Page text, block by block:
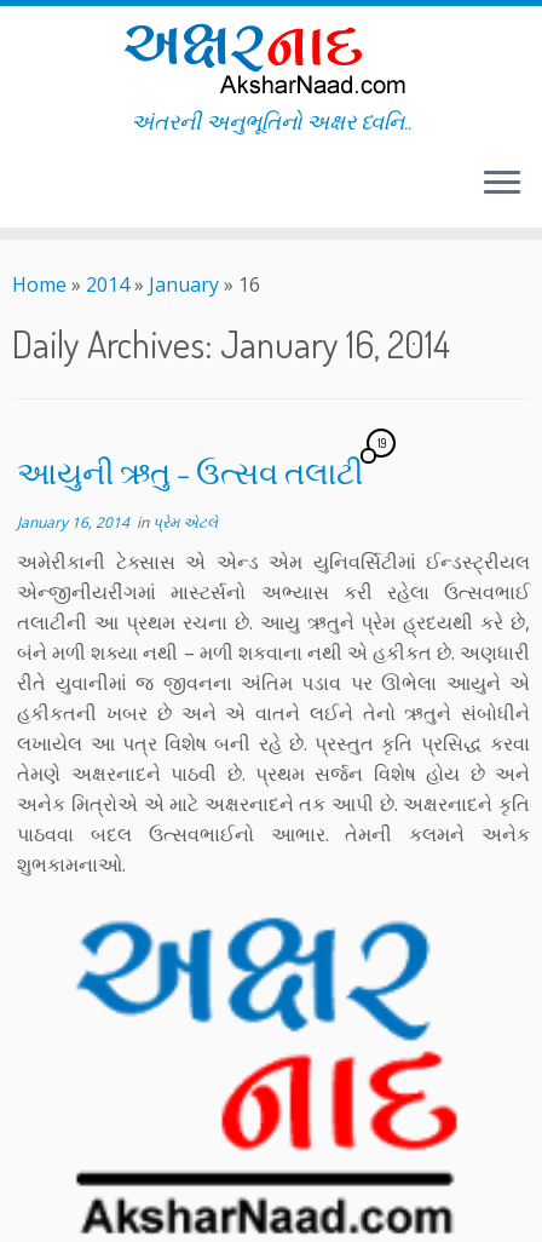
to
અંતરની અનુભૂતિનો અક્ષર ધ્વનિ..
Home » 2014» January» 16
Daily Archives: January 16, 2014
આયુની ઋતુ – ઉત્સવ તલાટી
19
January 16, 2014in પ્રેમ એટલે
અમેરીકાની ટેક્સાસ એ એન્ડ એમ યુનિવર્સિટીમાં ઈન્ડસ્ટ્રીયલ
એન્જીનીયરીંગમાં માસ્ટર્સનો અભ્યાસ કરી રહેલા ઉત્સવભાઈ
તલાટીની આ પ્રથમ રચના છે. આયુ ઋતુને પ્રેમ હ્રદયથી કરે છે,
બંને મળી શક્યા નથી – મળી શકવાના નથી એ હકીકત છે. અણધારી
રીતે યુવાનીમાં જ જીવનના અંતિમ પડાવ પર ઊભેલા આયુને એ
હકીકતની ખબર છે અને એ વાતને લઈને તેનો ઋતુને સંબોધીને
લખાયેલ આ પત્ર વિશેષ બની રહે છે. પ્રસ્તુત કૃતિ પ્રસિદ્ધ કરવા
તેમણે અક્ષરનાદને પાઠવી છે. પ્રથમ સર્જન વિશેષ હોય છે અને
અનેક મિત્રોએ એ માટે અક્ષરનાદને તક આપી છે. અક્ષરનાદને કૃતિ
પાઠવવા બદલ ઉત્સવભાઈનો આભાર. તેમની કલમને અનેક
શુભકામનાઓ.